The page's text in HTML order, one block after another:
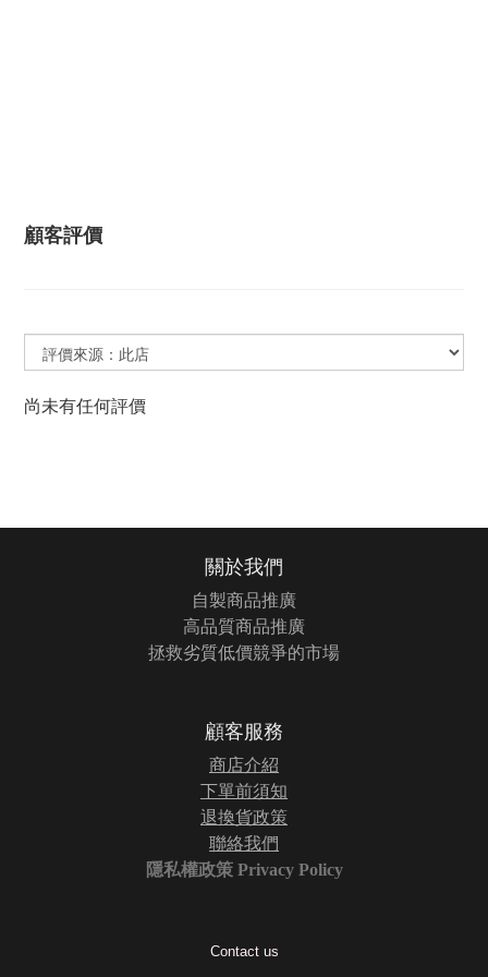
顧客評價
尚未有任何評價
關於我們
自製商品推廣
高品質商品推廣
拯救劣質低價競爭的市場
顧客服務
商店介紹
下單前須知
退換貨政策
聯絡我們
隱私權政策 Privacy Policy
Contact us